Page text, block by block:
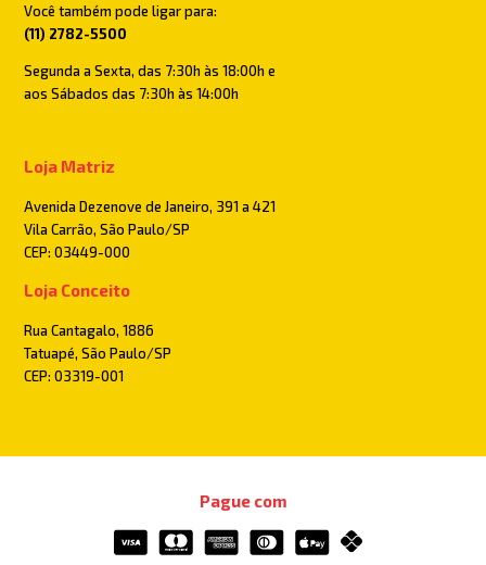
Você também pode ligar para:
(11) 2782-5500
Segunda a Sexta, das 7:30h às 18:00h e
aos Sábados das 7:30h às 14:00h
Loja Matriz
Avenida Dezenove de Janeiro, 391 a 421
Vila Carrão, São Paulo/SP
CEP: 03449-000
Loja Conceito
Rua Cantagalo, 1886
Tatuapé, São Paulo/SP
CEP: 03319-001
Pague com